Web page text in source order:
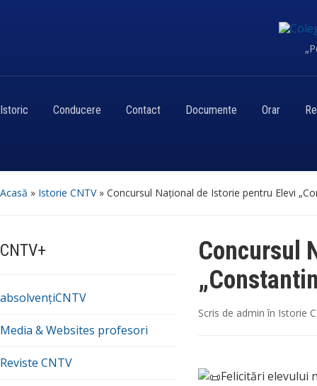
Istoric Conducere Contact Documente Orar
Acasă » Istorie CNTV» Concursul Național de Istorie pentru Elevi
CNTV+
absolvențiCNTV
Media & Websites profesori
Reviste CNTV
Concursul
Scris de admin în Istorie
Felicitări elevului